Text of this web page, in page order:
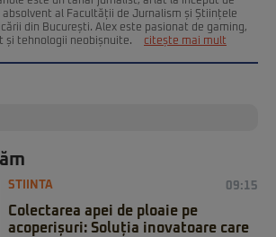
absolvent al Facultății de Jurnalism și Științele
din București. Alex este pasionat de gaming,
și tehnologii neobișnuite.
citește mai mult
STIINTA 09:15
Colectarea apei de ploaie pe
acoperișuri: Soluția inovatoare care